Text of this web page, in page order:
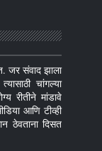
जर संवाद झाला
चांगल्या
रीतीने मांडावे
आणि टीव्ही
ठेवताना दिसत